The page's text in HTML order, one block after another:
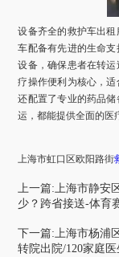
设备齐全的救护车出
车配备有先进的生命
设备，确保患者在转
疗操作便利为核心，
还配置了专业的药品
运，都能提供全面的医
上海市虹口区欧阳路街
上一篇:上海市静安
少？跨省接送-体育
下一篇:上海市杨浦
转院出院/120家庭